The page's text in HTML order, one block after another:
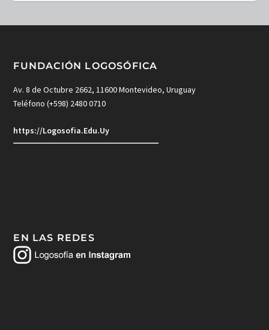
FUNDACIÓN LOGOSÓFICA
Av. 8 de Octubre 2662, 11600 Montevideo, Uruguay
Teléfono (+598) 2480 0710
https://Logosofia.Edu.Uy
EN LAS REDES